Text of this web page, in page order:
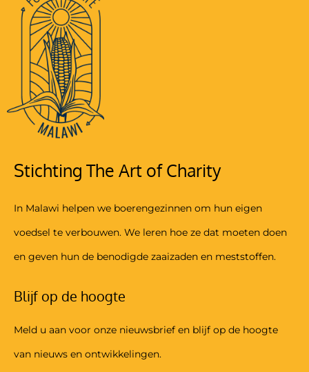
Stichting The Art of Charity
In Malawi helpen we boerengezinnen om hun eigen
voedsel te verbouwen. We leren hoe ze dat moeten doen
en geven hun de benodigde zaaizaden en meststoffen.
Blijf op de hoogte
Meld u aan voor onze nieuwsbrief en blijf op de hoogte
van nieuws en ontwikkelingen.